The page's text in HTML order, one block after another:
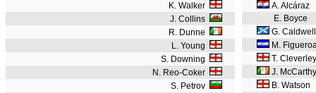
K. Walker
J. Collins
R. Dunne
L. Young
S. Downing
N. Reo-Coker
S. Petrov
A. Alcáraz
E. Boyce
G. Caldwell
M.
T. Cleverley
J. McCarthy
B. Watson